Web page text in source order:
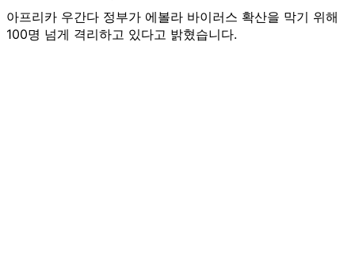
아프리카 우간다 정부가 에볼라 바이러스 확산을 막기 위해
100명 넘게 격리하고 있다고 밝혔습니다.